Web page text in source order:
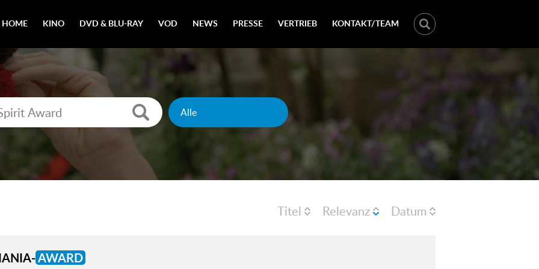
HOME KINO DVD & BLU-RAY VOD NEWS PRESSE VERTRIEB KONTAKT/TEAM
Titel Relevanz Datum
AWARD